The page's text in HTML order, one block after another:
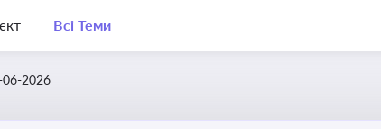
Всі Теми
06-2026